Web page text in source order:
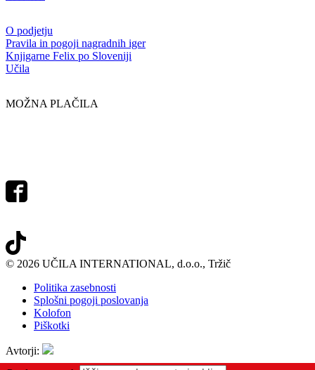
O podjetju
Pravila in pogoji nagradnih iger
Knjigarne Felix po Sloveniji
Učila
MOŽNA PLAČILA
© 2026 UČILA INTERNATIONAL, d.o.o., Tržič
Politika zasebnosti
Splošni pogoji poslovanja
Kolofon
Piškotki
Avtorji: